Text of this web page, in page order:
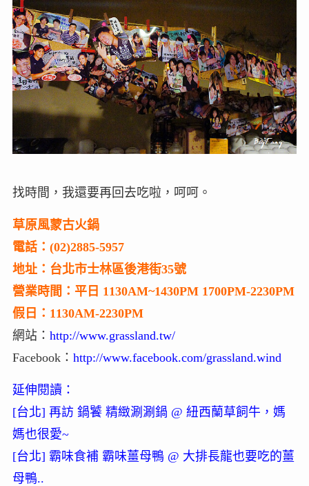
找時間，我還要再回去吃啦，呵呵。
草原風蒙古火鍋
電話：(02)2885-5957
地址：台北市士林區後港街35號
營業時間：平日 1130AM~1430PM 1700PM-2230PM
假日：1130AM-2230PM
網站： http://www.grassland.tw/
Facebook： http://www.facebook.com/grassland.wind
延伸閱讀：
[台北] 再訪 鍋饕 精緻涮涮鍋 @ 紐西蘭草飼牛，媽
媽也很愛~
[台北] 霸味食補 霸味薑母鴨 @ 大排長龍也要吃的薑
母鴨..